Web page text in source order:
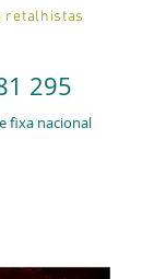
retalhistas
295
fixa nacional